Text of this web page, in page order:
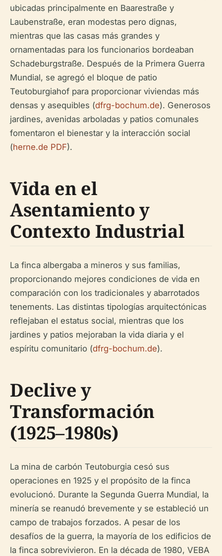
ubicadas principalmente en Baarestraße y
Laubenstraße, eran modestas pero dignas,
mientras que las casas más grandes y
ornamentadas para los funcionarios bordeaban
Schadeburgstraße. Después de la Primera Guerra
Mundial, se agregó el bloque de patio
Teutoburgiahof para proporcionar viviendas más
densas y asequibles (dfrg-bochum.de). Generosos
jardines, avenidas arboladas y patios comunales
fomentaron el bienestar y la interacción social
(herne.de PDF).
Vida en el
Asentamiento y
Contexto Industrial
La finca albergaba a mineros y sus familias,
proporcionando mejores condiciones de vida en
comparación con los tradicionales y abarrotados
tenements. Las distintas tipologías arquitectónicas
reflejaban el estatus social, mientras que los
jardines y patios mejoraban la vida diaria y el
espíritu comunitario (dfrg-bochum.de).
Declive y
Transformación
(1925–1980s)
La mina de carbón Teutoburgia cesó sus
operaciones en 1925 y el propósito de la finca
evolucionó. Durante la Segunda Guerra Mundial, la
minería se reanudó brevemente y se estableció un
campo de trabajos forzados. A pesar de los
desafíos de la guerra, la mayoría de los edificios de
la finca sobrevivieron. En la década de 1980, VEBA